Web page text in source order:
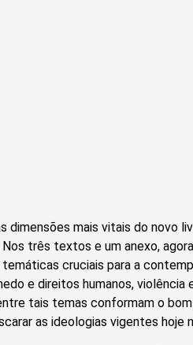
dimensões mais vitais do novo
Nos três textos e um anexo,
cruciais para a
e direitos humanos, violência
tais temas conformam o
as ideologias vigentes hoje